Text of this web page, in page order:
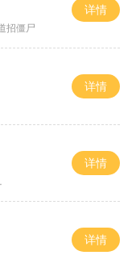
招僵尸
详情
详情
详情
详情